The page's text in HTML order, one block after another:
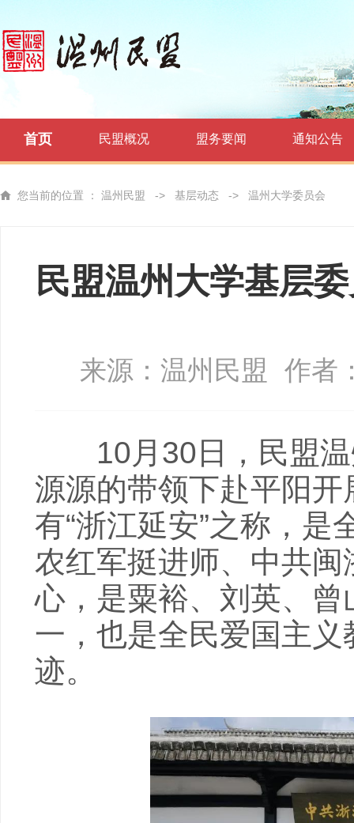
首页 民盟概况 盟务要闻 通知公告
您当前的位置 ： 温州民盟 -> 基层动态 -> 温州大学委员会
民盟温州大学基层
来源：温州民盟 作者
10月30日，民盟温
源源的带领下赴平阳开
有“浙江延安”之称，
农红军挺进师、中共
心，是粟裕、刘英、
一，也是全民爱国主
迹。